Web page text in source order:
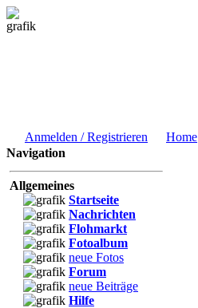
Anmelden / Registrieren Home
Navigation
Allgemeines
Startseite
Nachrichten
Flohmarkt
Fotoalbum
neue Fotos
Forum
neue Beiträge
Hilfe